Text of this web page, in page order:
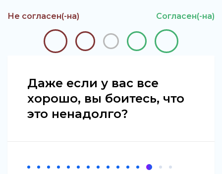
Не согласен(-на) Согласен(-на)
Даже если у вас все
хорошо, вы боитесь, что
это ненадолго?